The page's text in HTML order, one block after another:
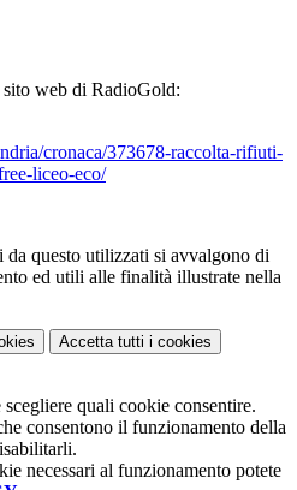
web di RadioGold:
cronaca/373678-raccolta-rifiuti-
liceo-eco/
questo utilizzati si avvalgono di
ed utili alle finalità illustrate nella
Accetta tutti i cookies
quali cookie consentire.
consentono il funzionamento della
necessari al funzionamento potete